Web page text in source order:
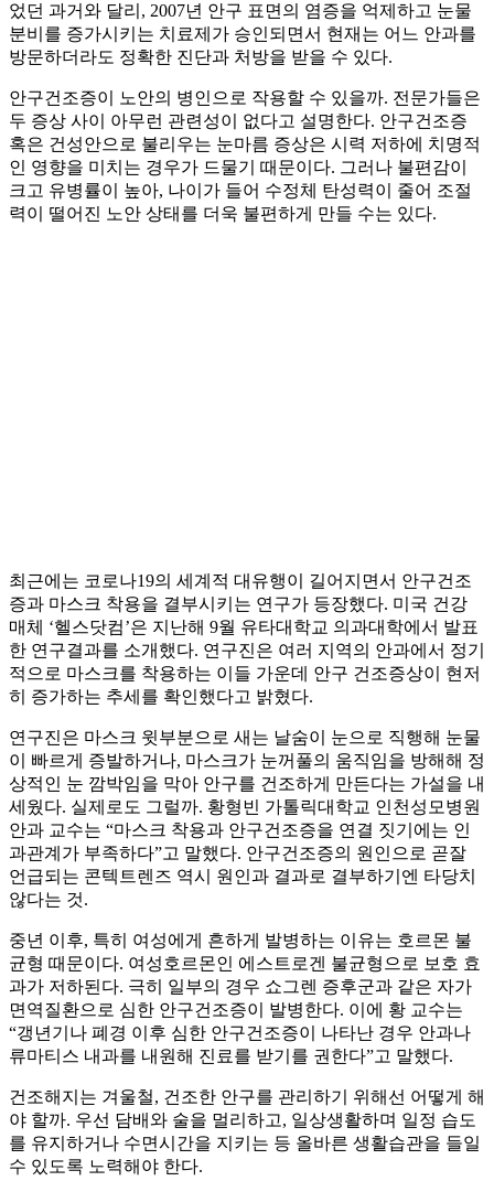
었던 과거와 달리, 2007년 안구 표면의 염증을 억제하고 눈물
분비를 증가시키는 치료제가 승인되면서 현재는 어느 안과를
방문하더라도 정확한 진단과 처방을 받을 수 있다.
안구건조증이 노안의 병인으로 작용할 수 있을까. 전문가들은
두 증상 사이 아무런 관련성이 없다고 설명한다. 안구건조증
혹은 건성안으로 불리우는 눈마름 증상은 시력 저하에 치명적
인 영향을 미치는 경우가 드물기 때문이다. 그러나 불편감이
크고 유병률이 높아, 나이가 들어 수정체 탄성력이 줄어 조절
력이 떨어진 노안 상태를 더욱 불편하게 만들 수는 있다.
최근에는 코로나19의 세계적 대유행이 길어지면서 안구건조
증과 마스크 착용을 결부시키는 연구가 등장했다. 미국 건강
매체 ‘헬스닷컴’은 지난해 9월 유타대학교 의과대학에서 발표
한 연구결과를 소개했다. 연구진은 여러 지역의 안과에서 정기
적으로 마스크를 착용하는 이들 가운데 안구 건조증상이 현저
히 증가하는 추세를 확인했다고 밝혔다.
연구진은 마스크 윗부분으로 새는 날숨이 눈으로 직행해 눈물
이 빠르게 증발하거나, 마스크가 눈꺼풀의 움직임을 방해해 정
상적인 눈 깜박임을 막아 안구를 건조하게 만든다는 가설을 내
세웠다. 실제로도 그럴까. 황형빈 가톨릭대학교 인천성모병원
안과 교수는 “마스크 착용과 안구건조증을 연결 짓기에는 인
과관계가 부족하다”고 말했다. 안구건조증의 원인으로 곧잘
언급되는 콘텍트렌즈 역시 원인과 결과로 결부하기엔 타당치
않다는 것.
중년 이후, 특히 여성에게 흔하게 발병하는 이유는 호르몬 불
균형 때문이다. 여성호르몬인 에스트로겐 불균형으로 보호 효
과가 저하된다. 극히 일부의 경우 쇼그렌 증후군과 같은 자가
면역질환으로 심한 안구건조증이 발병한다. 이에 황 교수는
“갱년기나 폐경 이후 심한 안구건조증이 나타난 경우 안과나
류마티스 내과를 내원해 진료를 받기를 권한다”고 말했다.
건조해지는 겨울철, 건조한 안구를 관리하기 위해선 어떻게 해
야 할까. 우선 담배와 술을 멀리하고, 일상생활하며 일정 습도
를 유지하거나 수면시간을 지키는 등 올바른 생활습관을 들일
수 있도록 노력해야 한다.